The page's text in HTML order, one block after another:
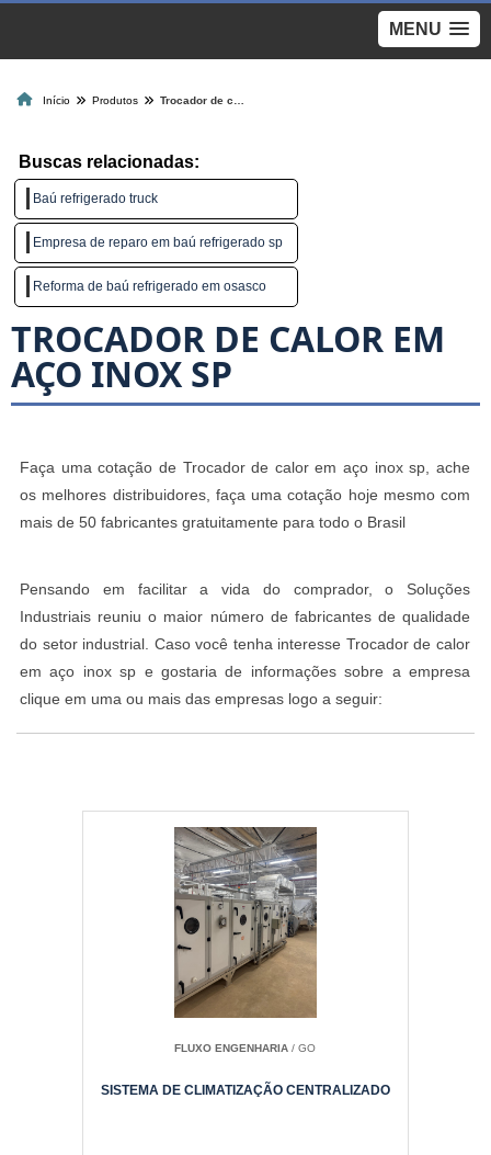
MENU
Início Produtos
Buscas relacionadas:
Baú refrigerado truck
Empresa de reparo em baú refrigerado sp
Reforma de baú refrigerado em osasco
TROCADOR DE CALOR EM
AÇO INOX SP
Faça uma cotação de Trocador de calor em aço inox sp, ache
os melhores distribuidores, faça uma cotação hoje mesmo com
mais de 50 fabricantes gratuitamente para todo o Brasil
Pensando em facilitar a vida do comprador, o Soluções
Industriais reuniu o maior número de fabricantes de qualidade
do setor industrial. Caso você tenha interesse Trocador de calor
em aço inox sp e gostaria de informações sobre a empresa
clique em uma ou mais das empresas logo a seguir:
FLUXO ENGENHARIA / GO
SISTEMA DE CLIMATIZAÇÃO CENTRALIZADO